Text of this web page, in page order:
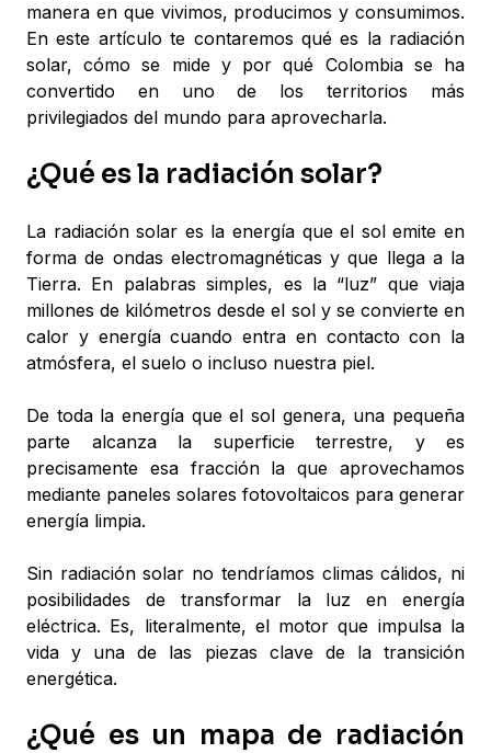
manera en que vivimos, producimos y consumimos.
En este artículo te contaremos qué es la radiación
solar, cómo se mide y por qué Colombia se ha
convertido en uno de los territorios más
privilegiados del mundo para aprovecharla.
¿Qué es la radiación solar?
La radiación solar es la energía que el sol emite en
forma de ondas electromagnéticas y que llega a la
Tierra. En palabras simples, es la “luz” que viaja
millones de kilómetros desde el sol y se convierte en
calor y energía cuando entra en contacto con la
atmósfera, el suelo o incluso nuestra piel.
De toda la energía que el sol genera, una pequeña
parte alcanza la superficie terrestre, y es
precisamente esa fracción la que aprovechamos
mediante paneles solares fotovoltaicos para generar
energía limpia.
Sin radiación solar no tendríamos climas cálidos, ni
posibilidades de transformar la luz en energía
eléctrica. Es, literalmente, el motor que impulsa la
vida y una de las piezas clave de la transición
energética.
¿Qué es un mapa de radiación